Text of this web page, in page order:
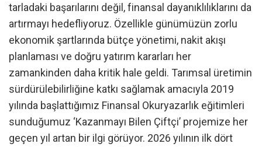
tarladaki başarılarını değil, finansal dayanıklılıklarını da
artırmayı hedefliyoruz. Özellikle günümüzün zorlu
ekonomik şartlarında bütçe yönetimi, nakit akışı
planlaması ve doğru yatırım kararları her
zamankinden daha kritik hale geldi. Tarımsal üretimin
sürdürülebilirliğine katkı sağlamak amacıyla 2019
yılında başlattığımız Finansal Okuryazarlık eğitimleri
sunduğumuz ‘Kazanmayı Bilen Çiftçi’ projemize her
geçen yıl artan bir ilgi görüyor. 2026 yılının ilk dört